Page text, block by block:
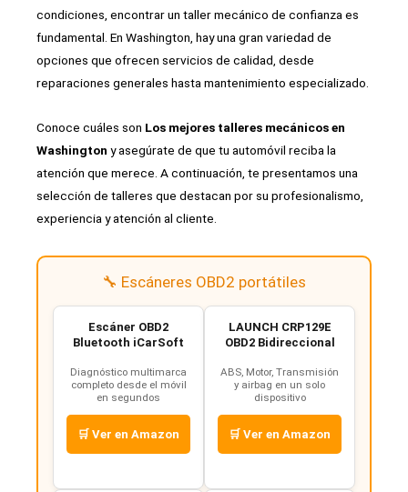
condiciones, encontrar un taller mecánico de confianza es
fundamental. En Washington, hay una gran variedad de
opciones que ofrecen servicios de calidad, desde
reparaciones generales hasta mantenimiento especializado.
Conoce cuáles son Los mejores talleres mecánicos en
Washington y asegúrate de que tu automóvil reciba la
atención que merece. A continuación, te presentamos una
selección de talleres que destacan por su profesionalismo,
experiencia y atención al cliente.
🔧 Escáneres OBD2 portátiles
Escáner OBD2
Bluetooth iCarSoft
Diagnóstico multimarca
completo desde el móvil
en segundos
🛒 Ver en Amazon
LAUNCH CRP129E
OBD2 Bidireccional
ABS, Motor, Transmisión
y airbag en un solo
dispositivo
🛒 Ver en Amazon